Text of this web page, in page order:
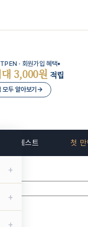
· 회원가입 혜택
3,000원 적립
모두 알아보기 →
+
+
+
베스트 첫